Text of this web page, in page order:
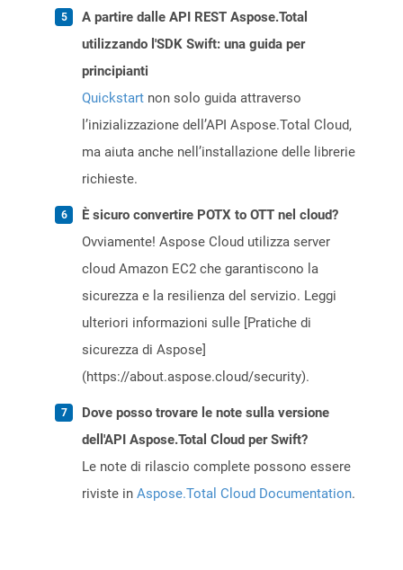
A partire dalle API REST Aspose.Total
utilizzando l'SDK Swift: una guida per
principianti
Quickstart non solo guida attraverso
l’inizializzazione dell’API Aspose.Total Cloud,
ma aiuta anche nell’installazione delle librerie
richieste.
È sicuro convertire POTX to OTT nel cloud?
Ovviamente! Aspose Cloud utilizza server
cloud Amazon EC2 che garantiscono la
sicurezza e la resilienza del servizio. Leggi
ulteriori informazioni sulle [Pratiche di
sicurezza di Aspose]
(https://about.aspose.cloud/security).
Dove posso trovare le note sulla versione
dell'API Aspose.Total Cloud per Swift?
Le note di rilascio complete possono essere
riviste in Aspose.Total Cloud Documentation.